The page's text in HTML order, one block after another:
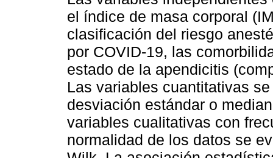
el índice de masa corporal
clasificación del riesgo
por COVID-19, las
estado de la apendicitis
Las variables cuantitativas
desviación estándar o
variables cualitativas con
normalidad de los datos se